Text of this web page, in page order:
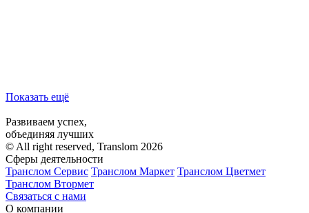
Показать ещё
Развиваем успех,
объединяя лучших
© All right reserved, Translom 2026
Сферы деятельности
Транслом Сервис Транслом Маркет Транслом Цветмет
Транслом Втормет
Связаться с нами
О компании